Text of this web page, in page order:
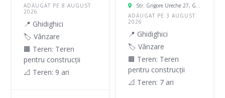
ADĂUGAT PE 8 AUGUST
2026
📍 Ghidighici
🏷️ Vânzare
🟫 Teren: Teren
pentru construcții
📐 Teren: 9 ari
Str. Grigore Ureche 27, Ghidighici, Moldova
ADĂUGAT PE 3 AUGUST
2026
📍 Ghidighici
🏷️ Vânzare
🟫 Teren: Teren
pentru construcții
📐 Teren: 7 ari